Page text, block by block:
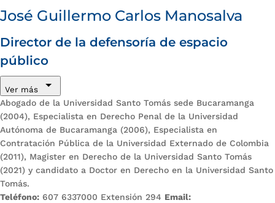
José Guillermo Carlos Manosalva
Director de la defensoría de espacio
público
Ver más
Abogado de la Universidad Santo Tomás sede Bucaramanga
(2004), Especialista en Derecho Penal de la Universidad
Autónoma de Bucaramanga (2006), Especialista en
Contratación Pública de la Universidad Externado de Colombia
(2011), Magister en Derecho de la Universidad Santo Tomás
(2021) y candidato a Doctor en Derecho en la Universidad Santo
Tomás.
Teléfono: 607 6337000 Extensión 294 Email: